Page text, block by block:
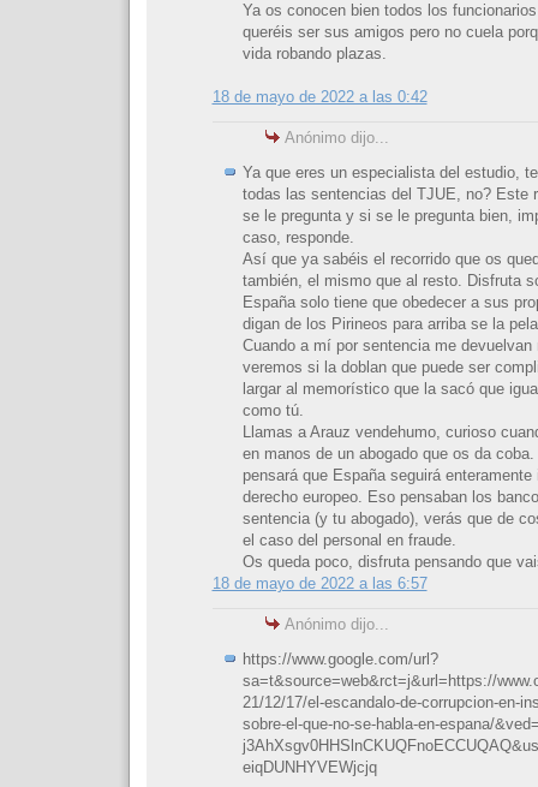
Ya os conocen bien todos los
queréis ser sus amigos pero no cuela
vida robando plazas.
18 de mayo de 2022 a las 0:42
Anónimo dijo...
Ya que eres un especialista del estudio,
todas las sentencias del TJUE, no? Este
se le pregunta y si se le pregunta bien,
caso, responde.
Así que ya sabéis el recorrido que os
también, el mismo que al resto. Disfruta
España solo tiene que obedecer a sus
digan de los Pirineos para arriba se la
Cuando a mí por sentencia me devuelvan
veremos si la doblan que puede ser
largar al memorístico que la sacó que
como tú.
Llamas a Arauz vendehumo, curioso
en manos de un abogado que os da coba.
pensará que España seguirá enteramente
derecho europeo. Eso pensaban los
sentencia (y tu abogado), verás que de
el caso del personal en fraude.
Os queda poco, disfruta pensando que
18 de mayo de 2022 a las 6:57
Anónimo dijo...
https://www.google.com/url?
sa=t&source=web&rct=j&url=https://
21/12/17/el-escandalo-de-corrupcion-en-
sobre-el-que-no-se-habla-en-espana/
eiqDUNHYVEWjcjq